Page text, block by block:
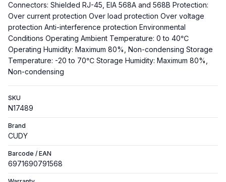
Connectors: Shielded RJ-45, EIA 568A and 568B Protection:
Over current protection Over load protection Over voltage
protection Anti-interference protection Environmental
Conditions Operating Ambient Temperature: 0 to 40℃
Operating Humidity: Maximum 80%, Non-condensing Storage
Temperature: -20 to 70℃ Storage Humidity: Maximum 80%,
Non-condensing
SKU
N17489
Brand
CUDY
Barcode / EAN
6971690791568